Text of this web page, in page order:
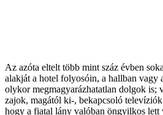
Az azóta eltelt több mint száz évben
alakját a hotel folyosóin, a hallban vagy
olykor megmagyarázhatatlan dolgok is;
zajok, magától ki-, bekapcsoló
hogy a fiatal lány valóban öngyilkos lett